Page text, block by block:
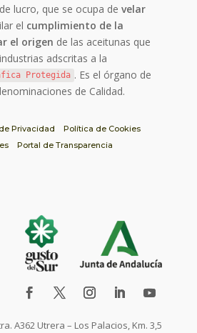
lucro, que se ocupa develar
el cumplimiento de la
el origen de las aceitunas que
adscritas a la
Protegida . Es el órgano de
de Calidad.
Privacidad
Política de Cookies
Portal de Transparencia
A362 Utrera – Los Palacios, Km. 3,5